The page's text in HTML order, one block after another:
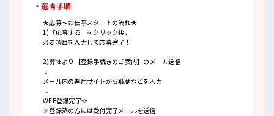
・選考手順
★応募～お仕事スタートの流れ★
1)「応募する」をクリック後、
必要項目を入力して応募完了！
2)弊社より【登録手続きのご案内】のメール送信
↓
メール内の専用サイトから職歴などを入力
↓
WEB登録完了☆
※登録済の方には受付完了メールを送信